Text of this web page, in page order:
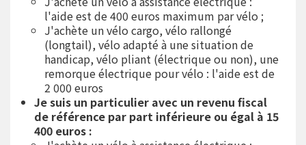
l'aide est de 400 euros maximum par vélo ;
J'achète un vélo cargo, vélo rallongé
(longtail), vélo adapté à une situation de
handicap, vélo pliant (électrique ou non), une
remorque électrique pour vélo : l'aide est de
2 000 euros
Je suis un particulier avec un revenu fiscal
de référence par part inférieure ou égal à 15
400 euros :